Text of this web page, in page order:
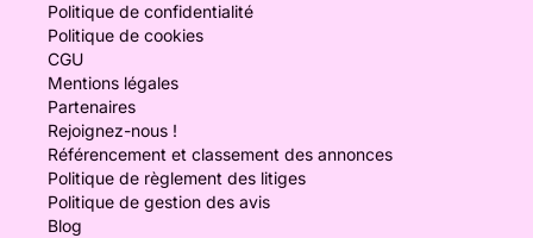
Politique de confidentialité
Politique de cookies
CGU
Mentions légales
Partenaires
Rejoignez-nous !
Référencement et classement des annonces
Politique de règlement des litiges
Politique de gestion des avis
Blog